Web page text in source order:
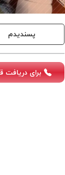
پسندیدم
برای